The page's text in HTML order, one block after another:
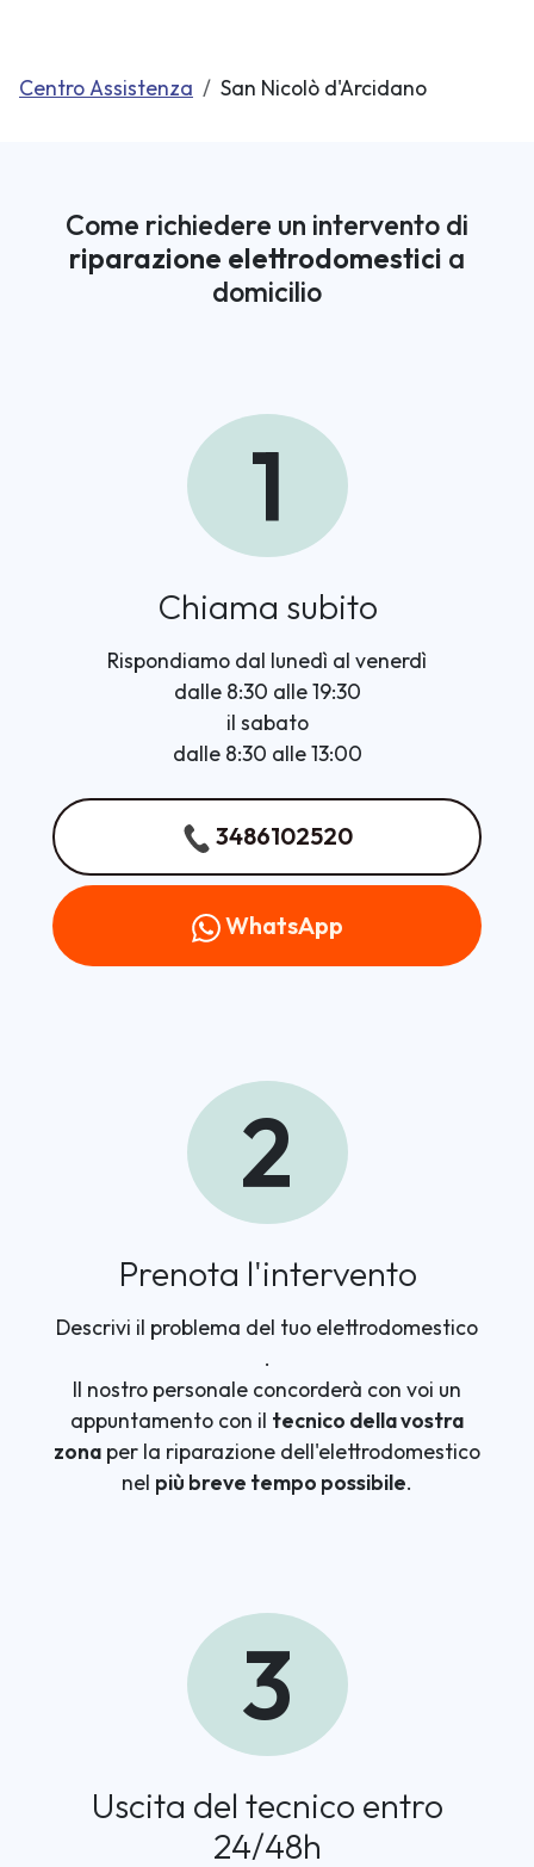
Centro Assistenza San Nicolò d'Arcidano
Come richiedere un intervento di
riparazione elettrodomestici a
domicilio
1
Chiama subito
Rispondiamo dal lunedì al venerdì
dalle 8:30 alle 19:30
il sabato
dalle 8:30 alle 13:00
3486102520
WhatsApp
2
Prenota l'intervento
Descrivi il problema del tuo elettrodomestico
.
Il nostro personale concorderà con voi un
appuntamento con il tecnico della vostra
zona per la riparazione dell'elettrodomestico
nel più breve tempo possibile.
3
Uscita del tecnico entro
24/48h